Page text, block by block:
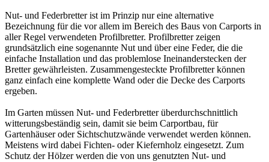
Nut- und Federbretter ist im Prinzip nur eine alternative
Bezeichnung für die vor allem im Bereich des Baus von Carports in
aller Regel verwendeten Profilbretter. Profilbretter zeigen
grundsätzlich eine sogenannte Nut und über eine Feder, die die
einfache Installation und das problemlose Ineinanderstecken der
Bretter gewährleisten. Zusammengesteckte Profilbretter können
ganz einfach eine komplette Wand oder die Decke des Carports
ergeben.
Im Garten müssen Nut- und Federbretter überdurchschnittlich
witterungsbeständig sein, damit sie beim Carportbau, für
Gartenhäuser oder Sichtschutzwände verwendet werden können.
Meistens wird dabei Fichten- oder Kiefernholz eingesetzt. Zum
Schutz der Hölzer werden die von uns genutzten Nut- und